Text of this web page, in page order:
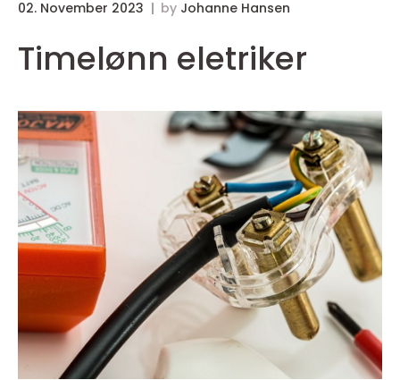
02. November 2023 by Johanne Hansen
Timelønn eletriker